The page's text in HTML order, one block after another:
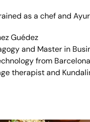
as a chef and
Guédez
and Master in
from
therapist and